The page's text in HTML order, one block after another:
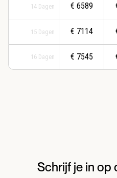
14 Dagen
15 Dagen
16 Dagen
€ 6589
€ 7114
€ 7545
Schrijf je in op